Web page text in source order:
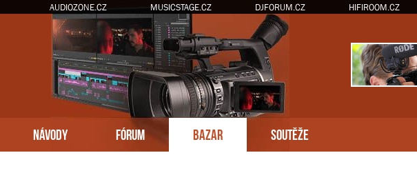
AUDIOZONE.CZ MUSICSTAGE.CZ DJFORUM.CZ HIFIROOM.CZ
NÁVODY FÓRUM BAZAR SOUTĚŽE